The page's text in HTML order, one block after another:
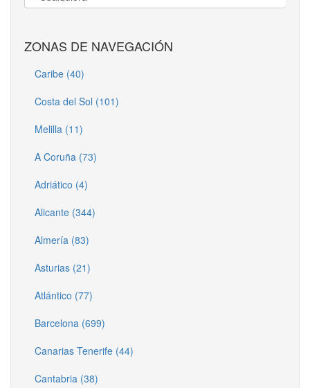
ZONAS DE NAVEGACIÓN
Caribe (40)
Costa del Sol (101)
Melilla (11)
A Coruña (73)
Adriático (4)
Alicante (344)
Almería (83)
Asturias (21)
Atlántico (77)
Barcelona (699)
Canarias Tenerife (44)
Cantabria (38)